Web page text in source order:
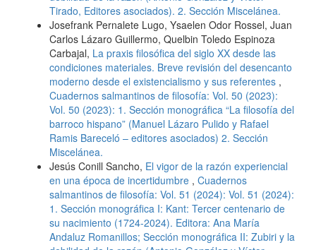
Tirado, Editores asociados). 2. Sección Miscelánea.
Josefrank Pernalete Lugo, Ysaelen Odor Rossel, Juan
Carlos Lázaro Guillermo, Quelbin Toledo Espinoza
Carbajal, La praxis filosófica del siglo XX desde las
condiciones materiales. Breve revisión del desencanto
moderno desde el existencialismo y sus referentes ,
Cuadernos salmantinos de filosofía: Vol. 50 (2023):
Vol. 50 (2023): 1. Sección monográfica “La filosofía del
barroco hispano” (Manuel Lázaro Pulido y Rafael
Ramis Bareceló – editores asociados) 2. Sección
Miscelánea.
Jesús Conill Sancho, El vigor de la razón experiencial
en una época de incertidumbre , Cuadernos
salmantinos de filosofía: Vol. 51 (2024): Vol. 51 (2024):
1. Sección monográfica I: Kant: Tercer centenario de
su nacimiento (1724-2024). Editora: Ana María
Andaluz Romanillos; Sección monográfica II: Zubiri y la